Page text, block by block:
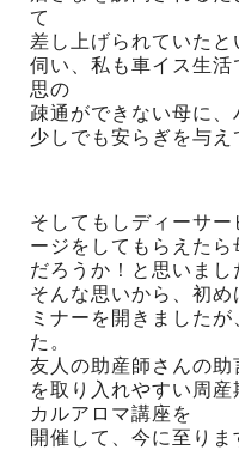
て
差し上げられていた
伺い、私も車イス生
思の
疎通ができない母に、
少しでも安らぎを与え
そしてもしディーサ
ージをしてもらえた
だろうか！と思いまし
そんな思いから、初
ミナーを開きました
た。
友人の助産師さんの
を取り入れやすい周
カルアロマ講座を
開催して、今に至りま